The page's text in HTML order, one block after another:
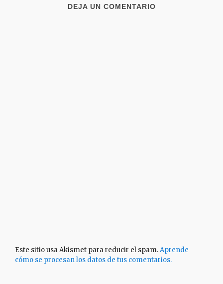
DEJA UN COMENTARIO
Este sitio usa Akismet para reducir el spam.Aprende
cómo se procesan los datos de tus comentarios.